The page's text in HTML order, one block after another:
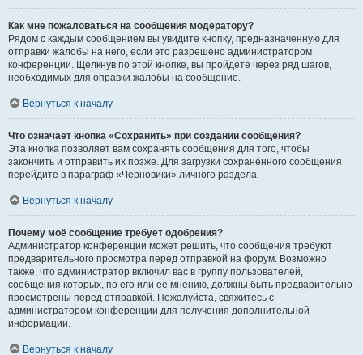
Как мне пожаловаться на сообщения модератору?
Рядом с каждым сообщением вы увидите кнопку, предназначенную для
отправки жалобы на него, если это разрешено администратором
конференции. Щёлкнув по этой кнопке, вы пройдёте через ряд шагов,
необходимых для оправки жалобы на сообщение.
Вернуться к началу
Что означает кнопка «Сохранить» при создании сообщения?
Эта кнопка позволяет вам сохранять сообщения для того, чтобы
закончить и отправить их позже. Для загрузки сохранённого сообщения
перейдите в параграф «Черновики» личного раздела.
Вернуться к началу
Почему моё сообщение требует одобрения?
Администратор конференции может решить, что сообщения требуют
предварительного просмотра перед отправкой на форум. Возможно
также, что администратор включил вас в группу пользователей,
сообщения которых, по его или её мнению, должны быть предварительно
просмотрены перед отправкой. Пожалуйста, свяжитесь с
администратором конференции для получения дополнительной
информации.
Вернуться к началу